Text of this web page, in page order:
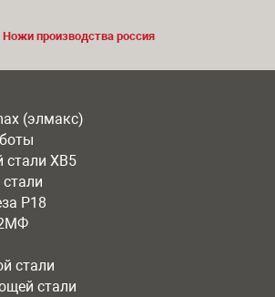
(элмакс)
стали ХВ5
Р18
стали
стали
Ножи производства россия